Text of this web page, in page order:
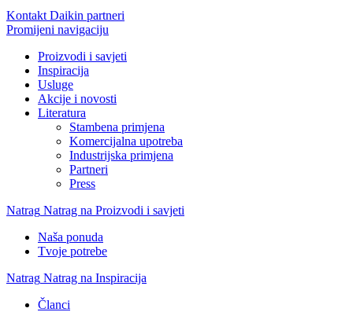
Kontakt Daikin partneri
Promijeni navigaciju
Proizvodi i savjeti
Inspiracija
Usluge
Akcije i novosti
Literatura
Stambena primjena
Komercijalna upotreba
Industrijska primjena
Partneri
Press
Natrag Natrag na Proizvodi i savjeti
Naša ponuda
Tvoje potrebe
Natrag Natrag na Inspiracija
Članci